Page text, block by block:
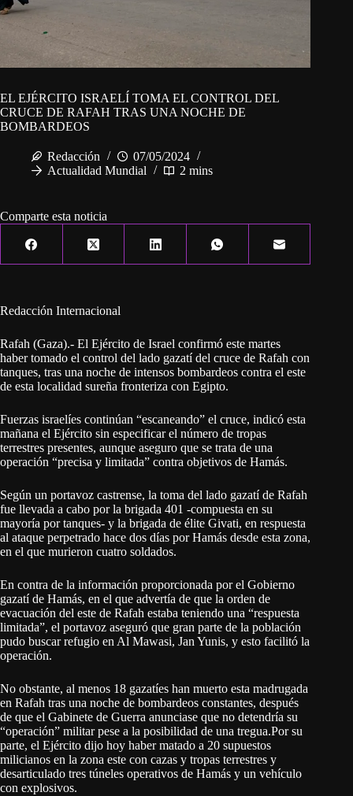
EL EJÉRCITO ISRAELÍ TOMA EL CONTROL DEL
CRUCE DE RAFAH TRAS UNA NOCHE DE
BOMBARDEOS
Redacción
07/05/2024
Actualidad Mundial
2 mins
Comparte esta noticia
Redacción Internacional
Rafah (Gaza).- El Ejército de Israel confirmó este martes
haber tomado el control del lado gazatí del cruce de Rafah con
tanques, tras una noche de intensos bombardeos contra el este
de esta localidad sureña fronteriza con Egipto.
Fuerzas israelíes continúan “escaneando” el cruce, indicó esta
mañana el Ejército sin especificar el número de tropas
terrestres presentes, aunque aseguro que se trata de una
operación “precisa y limitada” contra objetivos de Hamás.
Según un portavoz castrense, la toma del lado gazatí de Rafah
fue llevada a cabo por la brigada 401 -compuesta en su
mayoría por tanques- y la brigada de élite Givati, en respuesta
al ataque perpetrado hace dos días por Hamás desde esta zona,
en el que murieron cuatro soldados.
En contra de la información proporcionada por el Gobierno
gazatí de Hamás, en el que advertía de que la orden de
evacuación del este de Rafah estaba teniendo una “respuesta
limitada”, el portavoz aseguró que gran parte de la población
pudo buscar refugio en Al Mawasi, Jan Yunis, y esto facilitó la
operación.
No obstante, al menos 18 gazatíes han muerto esta madrugada
en Rafah tras una noche de bombardeos constantes, después
de que el Gabinete de Guerra anunciase que no detendría su
“operación” militar pese a la posibilidad de una tregua.Por su
parte, el Ejército dijo hoy haber matado a 20 supuestos
milicianos en la zona este con cazas y tropas terrestres y
desarticulado tres túneles operativos de Hamás y un vehículo
con explosivos.